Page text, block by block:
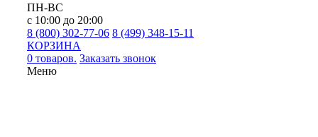
ПН-ВС
с 10:00 до 20:00
8 (800) 302-77-06 8 (499) 348-15-11
КОРЗИНА
0 товаров. Заказать звонок
Меню